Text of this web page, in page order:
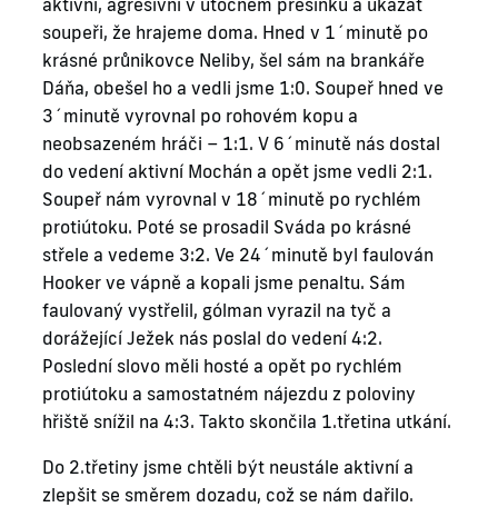
aktivní, agresivní v útočném presinku a ukázat
soupeři, že hrajeme doma. Hned v 1´minutě po
krásné průnikovce Neliby, šel sám na brankáře
Dáňa, obešel ho a vedli jsme 1:0. Soupeř hned ve
3´minutě vyrovnal po rohovém kopu a
neobsazeném hráči – 1:1. V 6´minutě nás dostal
do vedení aktivní Mochán a opět jsme vedli 2:1.
Soupeř nám vyrovnal v 18´minutě po rychlém
protiútoku. Poté se prosadil Sváda po krásné
střele a vedeme 3:2. Ve 24´minutě byl faulován
Hooker ve vápně a kopali jsme penaltu. Sám
faulovaný vystřelil, gólman vyrazil na tyč a
dorážející Ježek nás poslal do vedení 4:2.
Poslední slovo měli hosté a opět po rychlém
protiútoku a samostatném nájezdu z poloviny
hřiště snížil na 4:3. Takto skončila 1.třetina utkání.
Do 2.třetiny jsme chtěli být neustále aktivní a
zlepšit se směrem dozadu, což se nám dařilo.